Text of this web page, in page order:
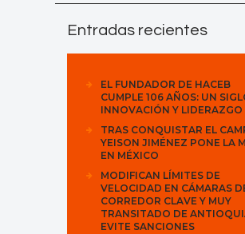
Entradas recientes
EL FUNDADOR DE HACEB
CUMPLE 106 AÑOS: UN
INNOVACIÓN Y LIDERAZGO
TRAS CONQUISTAR EL
YEISON JIMÉNEZ PONE LA
EN MÉXICO
MODIFICAN LÍMITES DE
VELOCIDAD EN CÁMARAS
CORREDOR CLAVE Y MUY
TRANSITADO DE
EVITE SANCIONES